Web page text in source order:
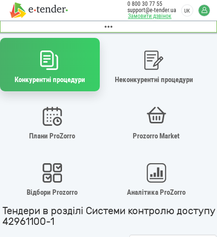
Замовити дзвінок
0 800 30 77 55
support@e-tender.ua
UK
Конкурентні процедури Неконкурентні процедури
Плани ProZorro Prozorro Market
Відбори Prozorro Аналітика ProZorro
Тендери в розділі Системи контролю доступу
42961100-1